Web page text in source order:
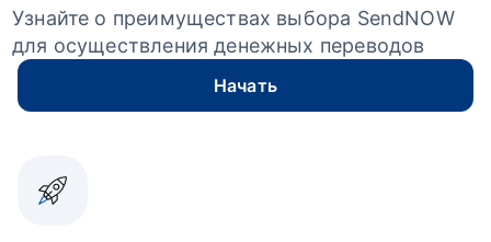
Узнайте о преимуществах выбора SendNOW
для осуществления денежных переводов
Начать